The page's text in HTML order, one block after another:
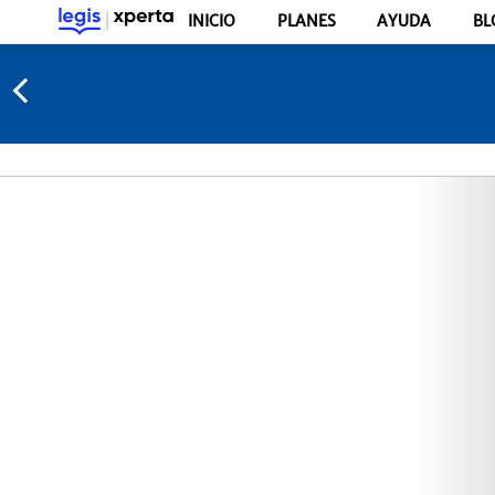
INICIO PLANES AYUDA